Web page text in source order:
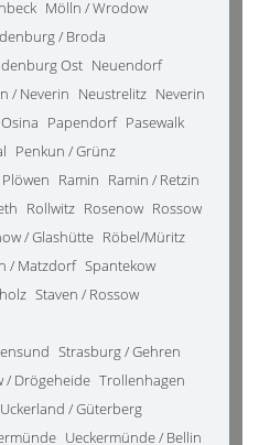
Mölln / Wrodow
/ Broda
Ost Neuendorf
/ Neverin Neustrelitz Neverin
Osina Papendorf Pasewalk
Penkun / Grünz
Plöwen Ramin Ramin / Retzin
Rollwitz Rosenow Rossow
/ Glashütte Röbel/Müritz
/ Matzdorf Spantekow
Staven / Rossow
Strasburg / Gehren
/ Drögeheide Trollenhagen
Uckerland / Güterberg
Ueckermünde / Bellin